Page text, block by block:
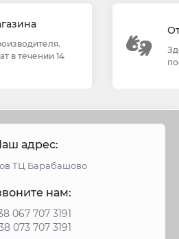
в течении 14
адрес:
ТЦ Барабашово
нам:
067 707 3191
073 707 3191